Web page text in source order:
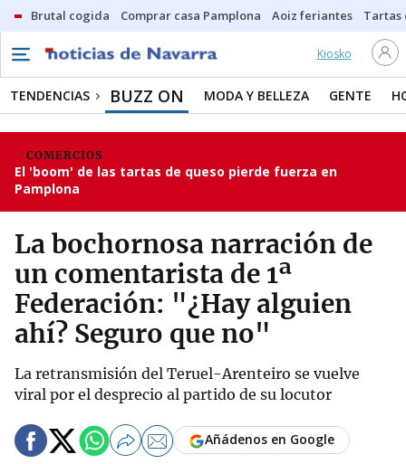
Brutal cogida Comprar casa Pamplona Aoiz feriantes Tartas
Kiosko
TENDENCIAS BUZZ ON MODA Y BELLEZA GENTE
COMERCIOS
El 'boom' de las tartas de queso pierde fuerza en
Pamplona
La bochornosa narración de
un comentarista de 1ª
Federación: "¿Hay alguien
ahí? Seguro que no"
La retransmisión del Teruel-Arenteiro se vuelve
viral por el desprecio al partido de su locutor
Añádenos en Google